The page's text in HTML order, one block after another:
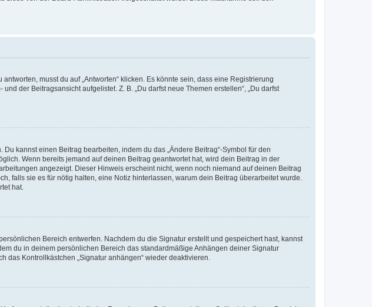
musst du auf „Antworten“ klicken. Es könnte sein, dass eine Registrierung
der Beitragsansicht aufgelistet. Z. B. „Du darfst neue Themen erstellen“, „Du darfst
kannst einen Beitrag bearbeiten, indem du das „Ändere Beitrag“-Symbol für den
Wenn bereits jemand auf deinen Beitrag geantwortet hat, wird dein Beitrag in der
angezeigt. Dieser Hinweis erscheint nicht, wenn noch niemand auf deinen Beitrag
falls sie es für nötig halten, eine Notiz hinterlassen, warum dein Beitrag überarbeitet wurde.
hat.
Bereich entwerfen. Nachdem du die Signatur erstellt und gespeichert hast, kannst
du in deinem persönlichen Bereich das standardmäßige Anhängen deiner Signatur
Kontrollkästchen „Signatur anhängen“ wieder deaktivieren.